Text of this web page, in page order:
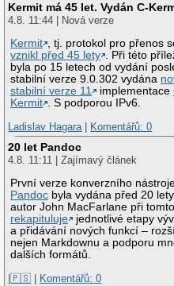
Kermit má 45 let. Vydán C-
4.8. 11:44 | Nová verze
Kermit , tj. protokol pro přenos
vznikl před 45 lety . Při této
byla po 15 letech od vydání
stabilní verze 9.0.302 vydána
stabilní verze 11
implementace
Kermit . S podporou IPv6.
Ladislav Hagara | Komentářů: 0
20 let Pandoc
4.8. 11:11 | Zajímavý článek
První verze konverzního
Pandoc byla vydána před 20
autor John MacFarlane při
rekapituluje
jednotlivé etapy
a přidávání nových funkcí –
nejen Markdownu a podporu
dalších formátů.
|🇵🇸 | Komentářů: 0